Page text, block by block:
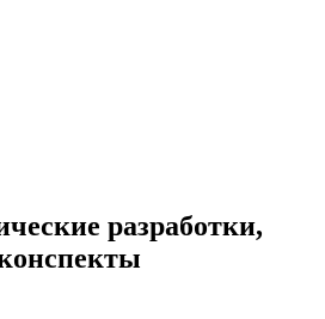
разработки,